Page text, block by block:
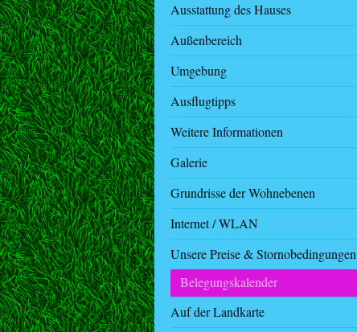
Ausstattung des Hauses
Außenbereich
Umgebung
Ausflugtipps
Weitere Informationen
Galerie
Grundrisse der Wohnebenen
Internet / WLAN
Unsere Preise & Stornobedingungen
Belegungskalender
Auf der Landkarte